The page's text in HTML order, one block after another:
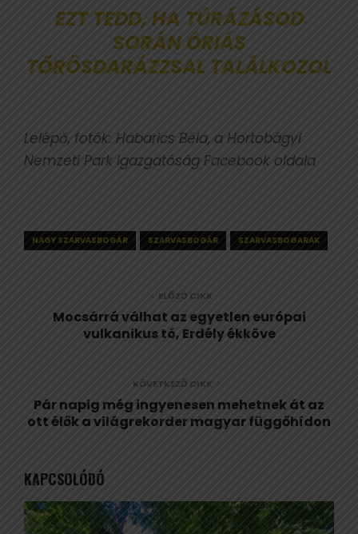
EZT TEDD, HA TÚRÁZÁSOD
SORÁN ÓRIÁS
TŐRÖSDARÁZZSAL TALÁLKOZOL
Lelépő, fotók: Habarics Béla, a Hortobágyi
Nemzeti Park Igazgatóság Facebook oldala
NAGY SZARVASBOGÁR SZARVASBOGÁR SZARVASBOGARAK
ELŐZŐ CIKK
Mocsárrá válhat az egyetlen európai
vulkanikus tó, Erdély ékköve
KÖVETKEZŐ CIKK
Pár napig még ingyenesen mehetnek át az
ott élők a világrekorder magyar függőhídon
KAPCSOLÓDÓ